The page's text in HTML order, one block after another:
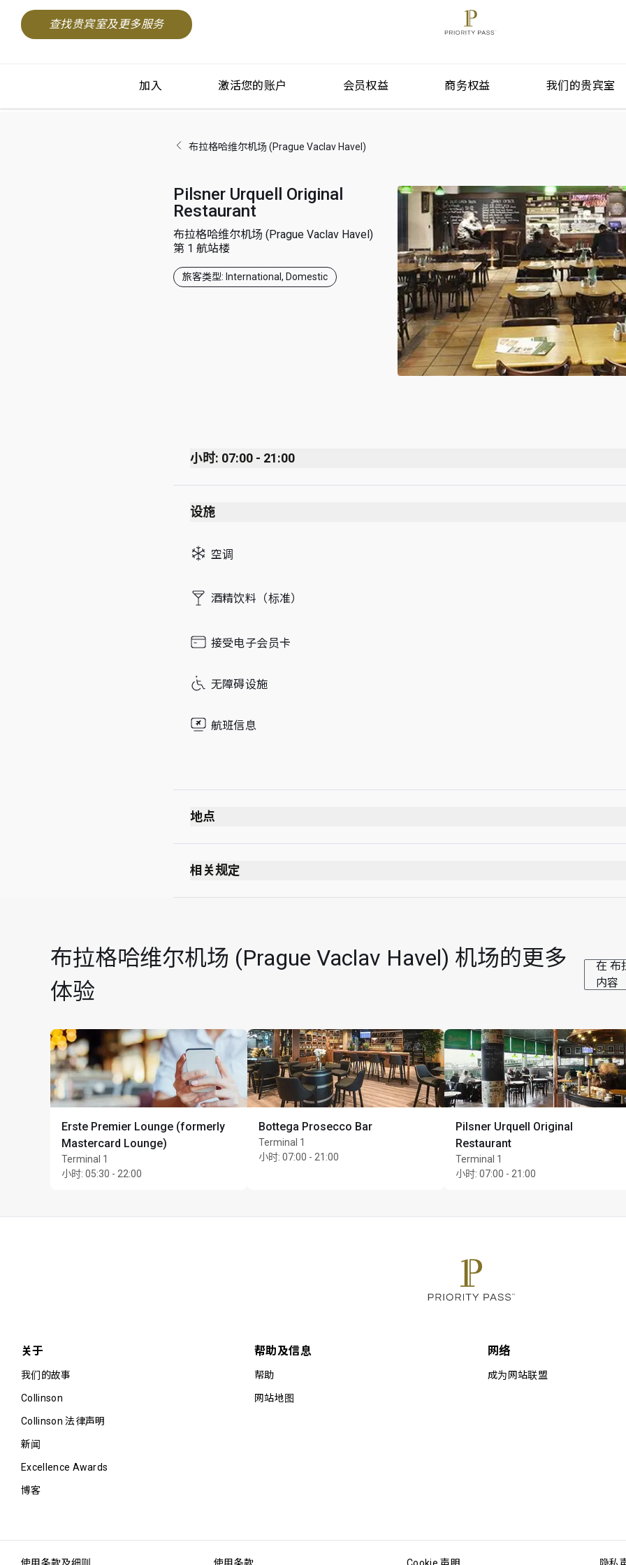
查找贵宾室及更多服务
加入 激活您的账户 会员权益 商务权益 我们的贵宾室
布拉格哈维尔机场 (Prague Vaclav Havel)
Pilsner Urquell Original
Restaurant
布拉格哈维尔机场 (Prague Vaclav Havel)
第 1 航站楼
旅客类型: International, Domestic
小时: 07:00 - 21:00
Monday
Tuesday
Thursday
Friday
Sunday
设施
空调
酒精饮料（标准）
接受电子会员卡
无障碍设施
航班信息
地点
相关规定
每位持卡人最多可携同 Unlimited 位同行宾客
布拉格哈维尔机场 (Prague Vaclav Havel) 机场的更多
体验
在 布
内容
Erste Premier Lounge (formerly
Mastercard Lounge)
Terminal 1
小时: 05:30 - 22:00
Bottega Prosecco Bar
Terminal 1
小时: 07:00 - 21:00
Pilsner Urquell Original
Restaurant
Terminal 1
小时: 07:00 - 21:00
关于
我们的故事
Collinson
Collinson 法律声明
新闻
Excellence Awards
博客
帮助及信息
帮助
网站地图
网络
成为网站联盟